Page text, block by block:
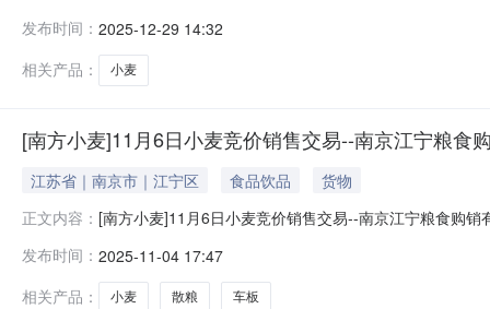
继续循环竞价）。二、12月31日现货竞价交易标书买方
发布时间： 2025-12-29 14:32
相关产品：
小麦
[南方小麦]11月6日小麦竞价销售交易--南京江宁粮食
江苏省｜南京市｜江宁区 食品饮品
货物
正文内容： [南方小麦]11月6日小麦竞价销售交易--南京江宁粮食购
循环竞价）。二、11月6日现货竞价交易标书买方在
认可
发布时间： 2025-11-04 17:47
相关产品：
小麦 散粮 车板